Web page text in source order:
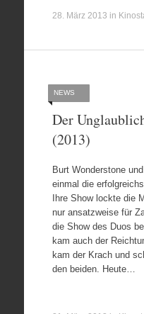
28. März 2013 in
NEWS
Der
(2013)
Burt Wonderstone
einmal die
Ihre Show lockte die
nur ansatzweise für
die Show des Duos
kam auch der
kam der Krach und
den beiden. Heute…